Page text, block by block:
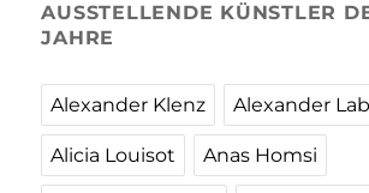
AUSSTELLENDE KÜNSTLER
JAHRE
Alexander Klenz Alexander
Alicia Louisot Anas Homsi